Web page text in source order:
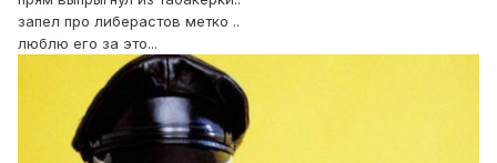
запел про либерастов метко ..
люблю его за это...